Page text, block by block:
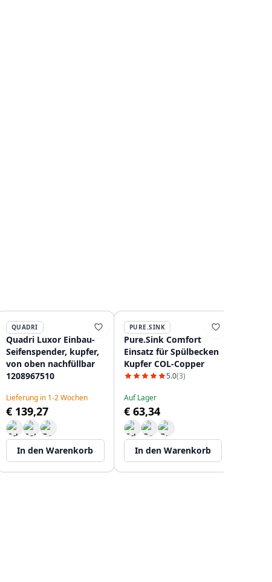
QUADRI
Quadri Luxor Einbau-
Seifenspender, kupfer,
von oben nachfüllbar
1208967510
Lieferung in 1-2 Wochen
€ 139,27
In den Warenkorb
PURE.SINK
Pure.Sink Comfort
Einsatz für Spülbecken
Kupfer COL-Copper
5.0(3)
Auf Lager
€ 63,34
In den Warenkorb